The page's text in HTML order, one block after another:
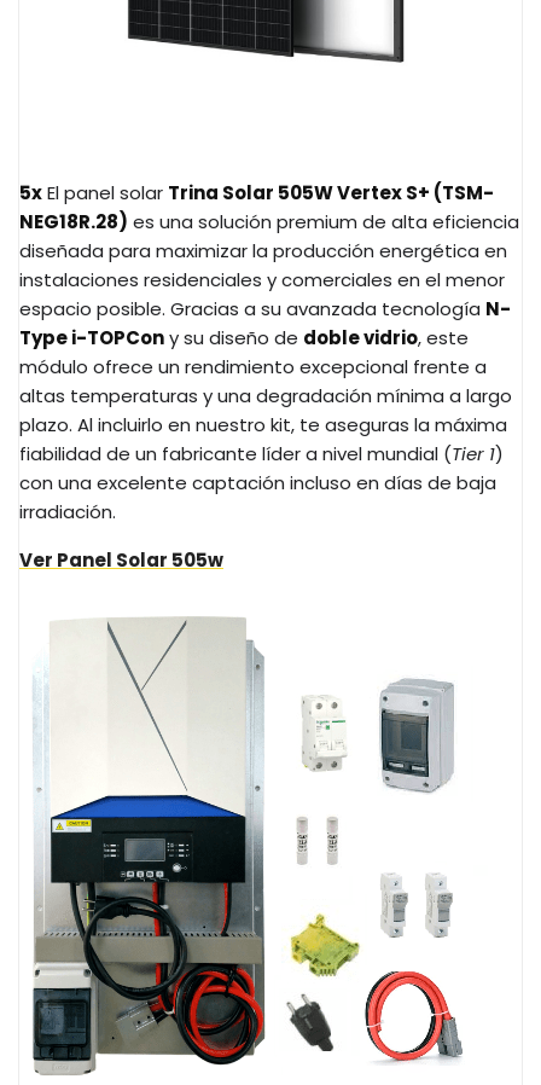
5xEl panel solar Trina Solar 505W Vertex S+ (TSM-
NEG18R.28) es una solución premium de alta eficiencia
diseñada para maximizar la producción energética en
instalaciones residenciales y comerciales en el menor
espacio posible. Gracias a su avanzada tecnología N-
Type i-TOPCony su diseño de doble vidrio, este
módulo ofrece un rendimiento excepcional frente a
altas temperaturas y una degradación mínima a largo
plazo. Al incluirlo en nuestro kit, te aseguras la máxima
fiabilidad de un fabricante líder a nivel mundial (Tier 1)
con una excelente captación incluso en días de baja
irradiación.
Ver Panel Solar 505w